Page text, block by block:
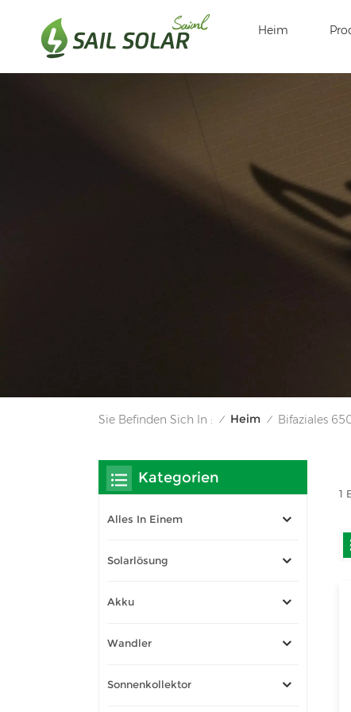
Heim
Sie Befinden Sich In : / Heim / Bifaziales
1
Kategorien
Alles In Einem
Solarlösung
Akku
Wandler
Sonnenkollektor